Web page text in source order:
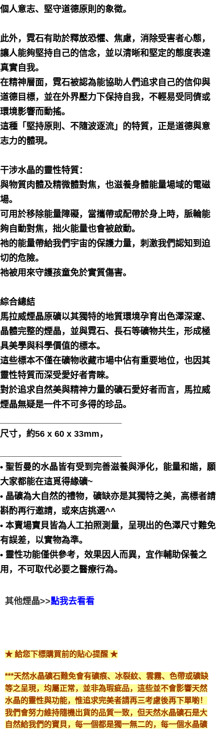
個人意志、堅守道德原則的象徵。
此外，霓石有助於釋放恐懼、焦慮，消除受害者心態，
讓人能夠堅持自己的信念，並以清晰和堅定的態度表達
真實自我。
在精神層面，霓石被認為能協助人們追求自己的信仰與
道德目標，並在外界壓力下保持自我，不輕易受同儕或
環境影響而動搖。
這種「堅持原則、不隨波逐流」的特質，正是道德與意
志力的體現。
干涉水晶的靈性特質：
與物質肉體及精微體對焦，也滋養身體能量場域的電磁
場。
可用於移除能量障礙，當攜帶或配帶於身上時，脈輪能
夠自動對焦，拙火能量也會被啟動。
祂的能量帶給我們宇宙的保護力量，刺激我們認知到迫
切的危險。
祂被用來守護孩童免於實質傷害。
綜合總結
馬拉威煙晶原礦以其獨特的地質環境孕育出色澤深邃、
晶體完整的煙晶，並與霓石、長石等礦物共生，形成極
具美學與科學價值的標本。
這些標本不僅在礦物收藏市場中佔有重要地位，也因其
靈性特質而深受愛好者青睞。
對於追求自然美與精神力量的礦石愛好者而言，馬拉威
煙晶無疑是一件不可多得的珍品。
尺寸，約56 x 60 x 33mm，
• 聖哲曼的水晶皆有受到完善滋養與淨化，能量和諧，願
大家都能在這覓得緣礦~
• 晶礦為大自然的禮物，礦缺亦是其獨特之美，高標者請
斟酌再行邀請，或來店挑選^^
• 本賣場寶貝皆為人工拍照測量，呈現出的色澤尺寸難免
有誤差，以實物為準。
• 靈性功能僅供參考，效果因人而異，宜作輔助保養之
用，不可取代必要之醫療行為。
其他煙晶>>點我去看看
★ 給您下標購買前的貼心提醒 ★
***天然水晶礦石難免會有礦痕、冰裂紋、雲霧、色帶或礦缺
等之呈現，均屬正常，並非為瑕疵品，這些並不會影響天然
水晶的靈性與功能，惟追求完美者請再三考慮後再下單喲！
我們會努力維持隨機出貨的品質一致，但天然水晶礦石是大
自然給我們的寶貝，每一個都是獨一無二的，每一個水晶礦